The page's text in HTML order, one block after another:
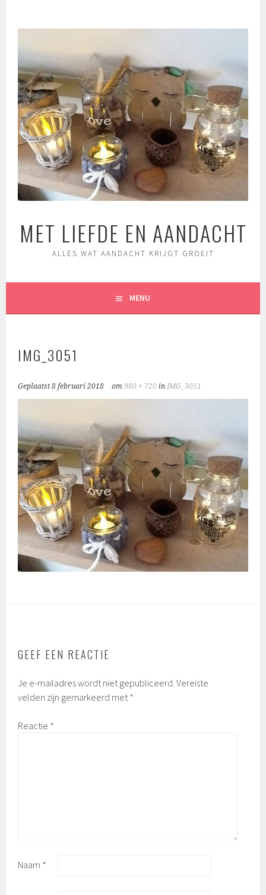
MET LIEFDE EN AANDACHT
ALLES WAT AANDACHT KRIJGT GROEIT
MENU
IMG_3051
Geplaatst8 februari 2018 om960 × 720 inIMG_3051
GEEF EEN REACTIE
Je e-mailadres wordt niet gepubliceerd. Vereiste
velden zijn gemarkeerd met *
Reactie *
Naam *